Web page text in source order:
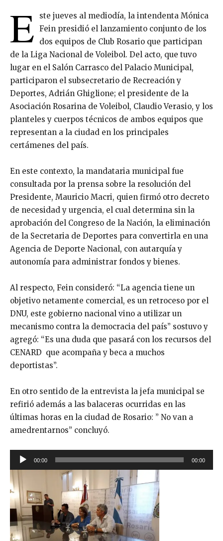
E
ste jueves al mediodía, la intendenta Mónica
Fein presidió el lanzamiento conjunto de los
dos equipos de Club Rosario que participan
de la Liga Nacional de Voleibol. Del acto, que tuvo
lugar en el Salón Carrasco del Palacio Municipal,
participaron el subsecretario de Recreación y
Deportes, Adrián Ghiglione; el presidente de la
Asociación Rosarina de Voleibol, Claudio Verasio, y los
planteles y cuerpos técnicos de ambos equipos que
representan a la ciudad en los principales
certámenes del país.
En este contexto, la mandataria municipal fue
consultada por la prensa sobre la resolución del
Presidente, Mauricio Macri, quien firmó otro decreto
de necesidad y urgencia, el cual determina sin la
aprobación del Congreso de la Nación, la eliminación
de la Secretaria de Deportes para convertirla en una
Agencia de Deporte Nacional, con autarquía y
autonomía para administrar fondos y bienes.
Al respecto, Fein consideró: “La agencia tiene un
objetivo netamente comercial, es un retroceso por el
DNU, este gobierno nacional vino a utilizar un
mecanismo contra la democracia del país” sostuvo y
agregó: “Es una duda que pasará con los recursos del
CENARD que acompaña y beca a muchos
deportistas”.
En otro sentido de la entrevista la jefa municipal se
refirió además a las balaceras ocurridas en las
últimas horas en la ciudad de Rosario: ” No van a
amedrentarnos” concluyó.
e
p
r
o
d
u
00:00 00:00